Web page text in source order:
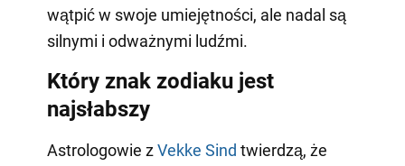
wątpić w swoje umiejętności, ale nadal są
silnymi i odważnymi ludźmi.
Który znak zodiaku jest
najsłabszy
Astrologowie zVekke Sind twierdzą, że